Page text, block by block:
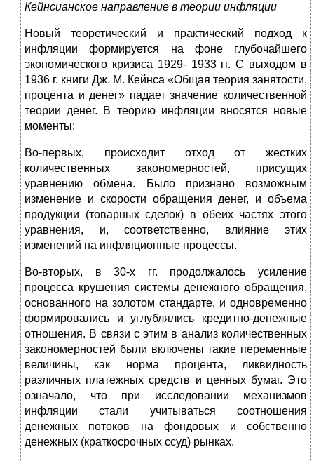
Кейнсианское направление в теории инфляции
Новый теоретический и практический подход к
инфляции формируется на фоне глубочайшего
экономического кризиса 1929- 1933 гг. С выходом в
1936 г. книги Дж. М. Кейнса «Общая теория занятости,
процента и денег» падает значение количественной
теории денег. В теорию инфляции вносятся новые
моменты:
Во-первых, происходит отход от жестких
количественных закономерностей, присущих
уравнению обмена. Было признано возможным
изменение и скорости обращения денег, и объема
продукции (товарных сделок) в обеих частях этого
уравнения, и, соответственно, влияние этих
изменений на инфляционные процессы.
Во-вторых, в 30-х гг. продолжалось усиление
процесса крушения системы денежного обращения,
основанного на золотом стандарте, и одновременно
формировались и углублялись кредитно-денежные
отношения. В связи с этим в анализ количественных
закономерностей были включены такие переменные
величины, как норма процента, ликвидность
различных платежных средств и ценных бумаг. Это
означало, что при исследовании механизмов
инфляции стали учитываться соотношения
денежных потоков на фондовых и собственно
денежных (краткосрочных ссуд) рынках.